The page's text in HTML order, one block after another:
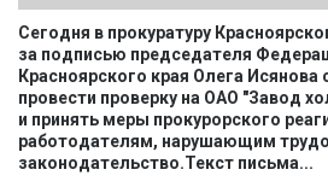
Сегодня в прокуратуру
за подписью председателя
Красноярского края Олега
провести проверку на ОАО "Завод
и принять меры прокурорского
работодателям, нарушающим
законодательство.Текст письма...